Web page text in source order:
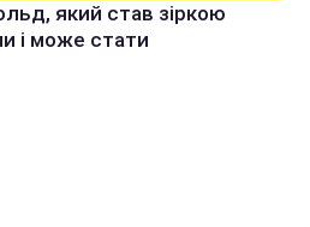
який став зіркою
і може стати